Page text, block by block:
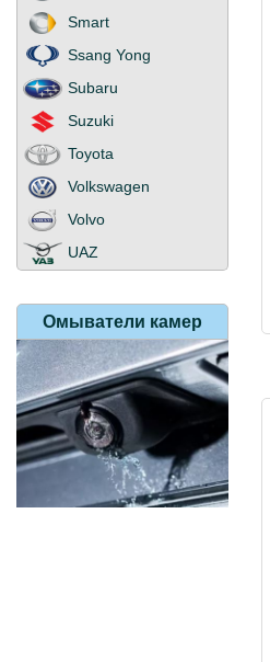
Smart
Ssang Yong
Subaru
Suzuki
Toyota
Volkswagen
Volvo
UAZ
Омыватели камер